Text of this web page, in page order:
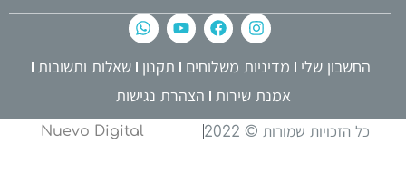
החשבון שלי מדיניות משלוחים תקנון
שאלות ותשובות
אמנת שירות
הצהרת נגישות
כל הזכויות שמורות © 2022
Nuevo Digital